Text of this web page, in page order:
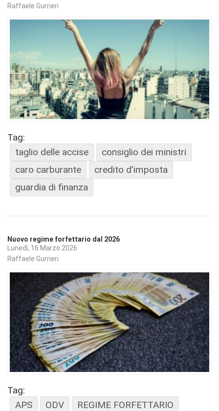
Raffaele Gurrieri
Tag:
taglio delle accise
consiglio dei ministri
caro carburante
credito d'imposta
guardia di finanza
Nuovo regime forfettario dal 2026
Lunedì, 16 Marzo 2026
Raffaele Gurrieri
Tag:
APS
ODV
REGIME FORFETTARIO